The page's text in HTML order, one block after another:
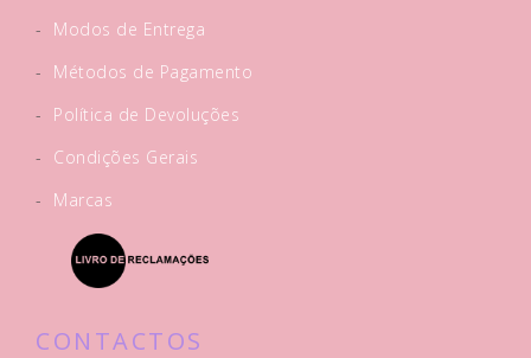
-
Modos de Entrega
-
Métodos de Pagamento
-
Política de Devoluções
-
Condições Gerais
-
Marcas
CONTACTOS